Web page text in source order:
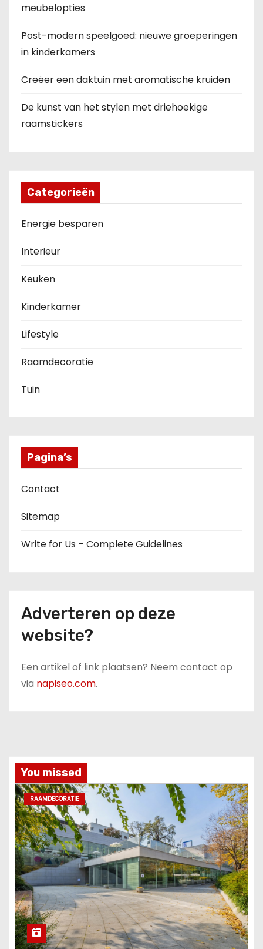
meubelopties
Post-modern speelgoed: nieuwe groeperingen
in kinderkamers
Creëer een daktuin met aromatische kruiden
De kunst van het stylen met driehoekige
raamstickers
Categorieën
Energie besparen
Interieur
Keuken
Kinderkamer
Lifestyle
Raamdecoratie
Tuin
Pagina’s
Contact
Sitemap
Write for Us – Complete Guidelines
Adverteren op deze
website?
Een artikel of link plaatsen? Neem contact op
via napiseo.com.
You missed
RAAMDECORATIE